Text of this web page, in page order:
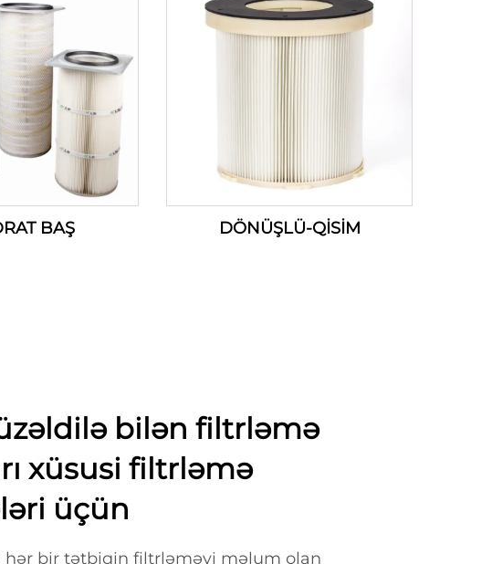
BAŞ DÖNÜŞLÜ-QİSİM
bilən filtrləmə
xüsusi filtrləmə
üçün
hər bir tətbiqin filtrləməyi məlum olan